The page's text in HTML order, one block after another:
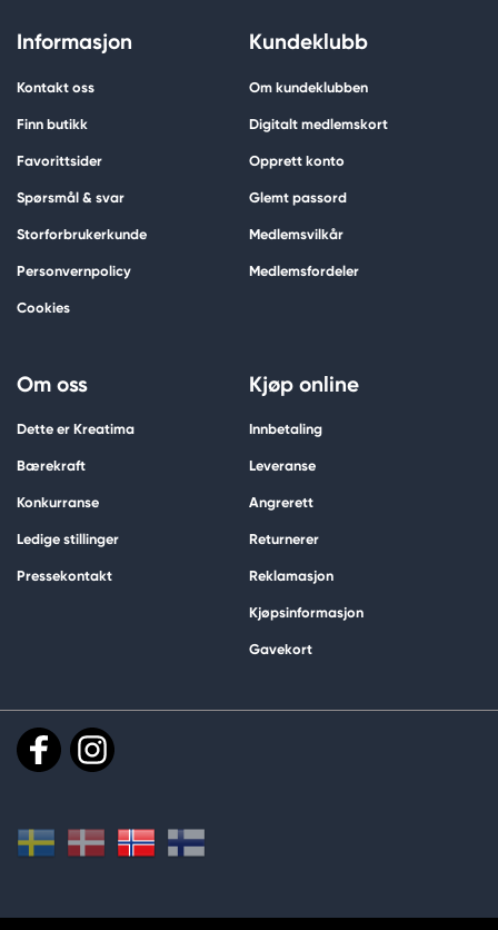
Informasjon
Kontakt oss
Finn butikk
Favorittsider
Spørsmål & svar
Storforbrukerkunde
Personvernpolicy
Cookies
Kundeklubb
Om kundeklubben
Digitalt medlemskort
Opprett konto
Glemt passord
Medlemsvilkår
Medlemsfordeler
Om oss
Dette er Kreatima
Bærekraft
Konkurranse
Ledige stillinger
Pressekontakt
Kjøp online
Innbetaling
Leveranse
Angrerett
Returnerer
Reklamasjon
Kjøpsinformasjon
Gavekort